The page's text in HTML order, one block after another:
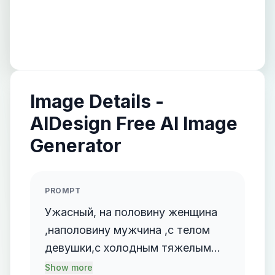
Image Details -
AIDesign Free AI Image
Generator
PROMPT
Ужасный, на половину женщина
,наполовину мужчина ,с телом
девушки,с холодным тяжелым
взглядом,голова покрыта ,черно-
Show more